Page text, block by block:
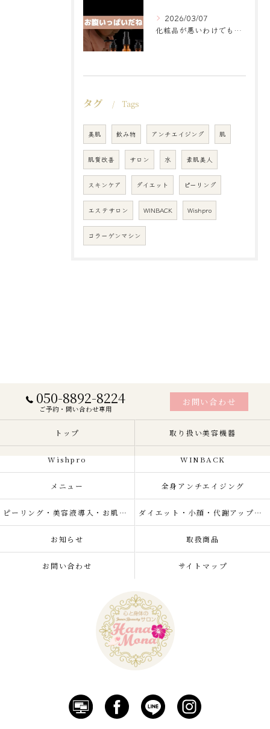
2026/03/07
化粧品が悪いわけでもなく
タグ Tags
美肌 飲み物 アンチエイジング 肌
肌質改善 サロン 水 素肌美人
スキンケア ダイエット ピーリング
エステサロン WINBACK Wishpro
コラーゲンマシン
050-8892-8224
ご予約・問い合わせ専用
お問い合わせ
トップ 取り扱い美容機器
Wishpro WINBACK
メニュー 全身アンチエイジング
ピーリング・美容液導入・お肌の悩み改善 ダイエット・小顔・代謝アップ・肌質改善・リラクゼーション
お知らせ 取扱商品
お問い合わせ サイトマップ